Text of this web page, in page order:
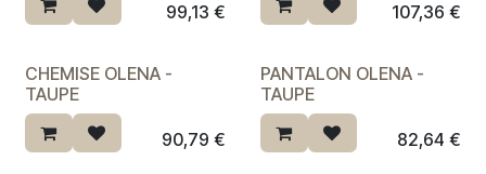
99,13 € 107,36 €
CHEMISE OLENA -
TAUPE
90,79 €
PANTALON OLENA -
TAUPE
82,64 €